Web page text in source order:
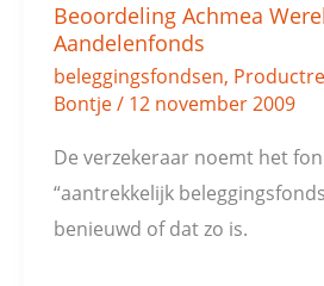
Beoordeling Achmea
Aandelenfonds
beleggingsfondsen,
Bontje/ 12 november 2009
De verzekeraar noemt het
“aantrekkelijk
benieuwd of dat zo is.
Beoordeling
Achmea
Wereld